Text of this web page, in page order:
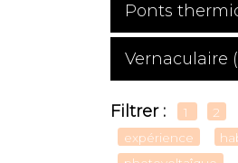
Ponts
Vernaculaire
Filtrer : 1 2
expérience